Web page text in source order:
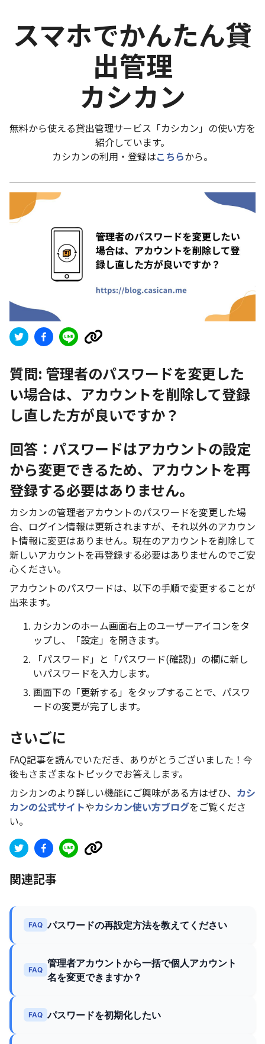
スマホでかんたん貸
出管理
カシカン
無料から使える貸出管理サービス「カシカン」の使い方を
紹介しています。
カシカンの利用・登録はこちらから。
質問: 管理者のパスワードを変更した
い場合は、アカウントを削除して登録
し直した方が良いですか？
回答：パスワードはアカウントの設定
から変更できるため、アカウントを再
登録する必要はありません。
カシカンの管理者アカウントのパスワードを変更した場
合、ログイン情報は更新されますが、それ以外のアカウン
ト情報に変更はありません。現在のアカウントを削除して
新しいアカウントを再登録する必要はありませんのでご安
心ください。
アカウントのパスワードは、以下の手順で変更することが
出来ます。
カシカンのホーム画面右上のユーザーアイコンをタ
ップし、「設定」を開きます。
「パスワード」と「パスワード(確認)」の欄に新し
いパスワードを入力します。
画面下の「更新する」をタップすることで、パスワ
ードの変更が完了します。
さいごに
FAQ記事を読んでいただき、ありがとうございました！今
後もさまざまなトピックでお答えします。
カシカンのより詳しい機能にご興味がある方はぜひ、 カシ
カンの公式サイトやカシカン使い方ブログをご覧くださ
い。
関連記事
FAQ パスワードの再設定方法を教えてください
FAQ
管理者アカウントから一括で個人アカウント
名を変更できますか？
FAQ パスワードを初期化したい